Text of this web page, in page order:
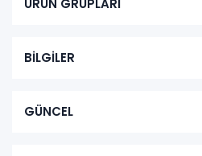
ÜRÜN GRUPLARI
BİLGİLER
GÜNCEL